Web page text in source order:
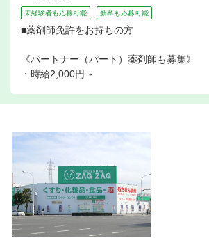
未経験者も応募可能 新卒も応募可能
■薬剤師免許をお持ちの方
《パートナー（パート）薬剤師も募集》
・時給2,000円～